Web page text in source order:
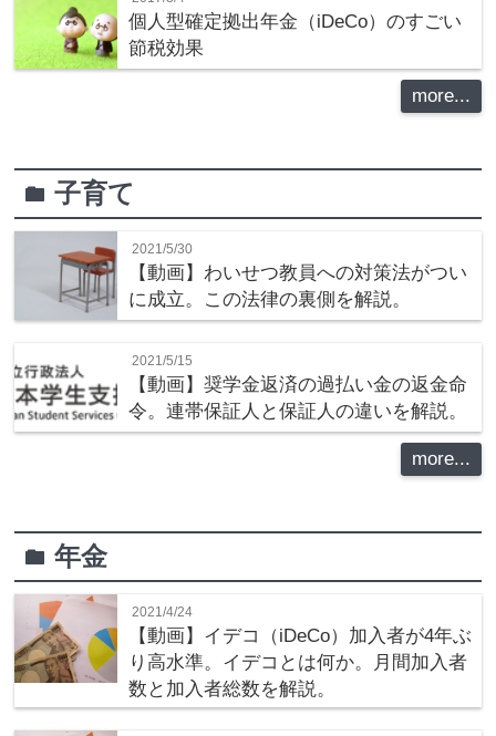
個人型確定拠出年金（iDeCo）のすごい
節税効果
more...
folder子育て
2021/5/30
【動画】わいせつ教員への対策法がつい
に成立。この法律の裏側を解説。
2021/5/15
【動画】奨学金返済の過払い金の返金命
令。連帯保証人と保証人の違いを解説。
more...
folder年金
2021/4/24
【動画】イデコ（iDeCo）加入者が4年ぶ
り高水準。イデコとは何か。月間加入者
数と加入者総数を解説。